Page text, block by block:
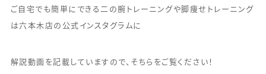
ご自宅でも簡単にできる二の腕トレーニングや脚痩せトレーニング
は六本木店の公式インスタグラムに
解説動画を記載していますので、そちらをご覧ください！